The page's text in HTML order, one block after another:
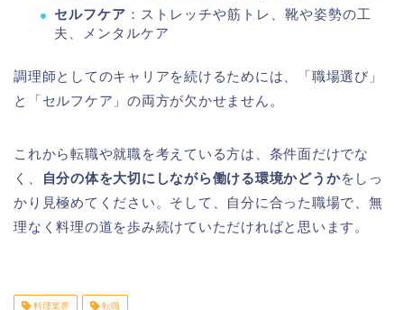
セルフケア ：ストレッチや筋トレ、靴や姿勢の工
夫、メンタルケア
調理師としてのキャリアを続けるためには、「職場選び」
と「セルフケア」の両方が欠かせません。
これから転職や就職を考えている方は、条件面だけでな
く、
自分の体を大切にしながら働ける環境かどうかをしっ
かり見極めてください。そして、自分に合った職場で、無
理なく料理の道を歩み続けていただければと思います。
料理業界 転職